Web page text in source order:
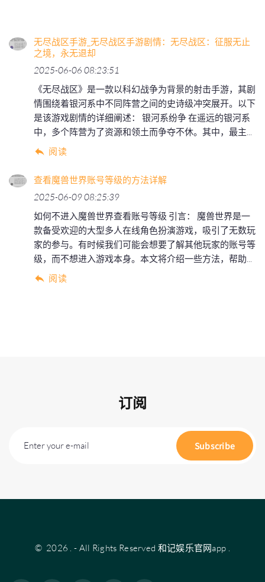
无尽战区手游_无尽战区手游剧情：无尽战区：征服无止
之境，永无退却
2025-06-06 08:23:51
《无尽战区》是一款以科幻战争为背景的射击手游，其剧
情围绕着银河系中不同阵营之间的史诗级冲突展开。以下
是该游戏剧情的详细阐述： 银河系纷争 在遥远的银河系
中，多个阵营为了资源和领土而争夺不休。其中，最主...
阅读
查看魔兽世界账号等级的方法详解
2025-06-09 08:25:39
如何不进入魔兽世界查看账号等级 引言： 魔兽世界是一
款备受欢迎的大型多人在线角色扮演游戏，吸引了无数玩
家的参与。有时候我们可能会想要了解其他玩家的账号等
级，而不想进入游戏本身。本文将介绍一些方法，帮助...
阅读
订阅
Enter your e-mail Subscribe
© 2026 .- All Rights Reserved 和记娱乐官网app .